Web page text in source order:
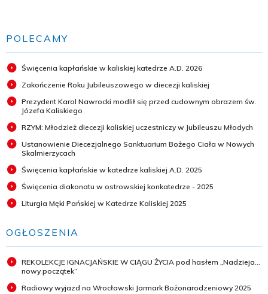
POLECAMY
Święcenia kapłańskie w kaliskiej katedrze A.D. 2026
Zakończenie Roku Jubileuszowego w diecezji kaliskiej
Prezydent Karol Nawrocki modlił się przed cudownym obrazem św.
Józefa Kaliskiego
RZYM: Młodzież diecezji kaliskiej uczestniczy w Jubileuszu Młodych
Ustanowienie Diecezjalnego Sanktuarium Bożego Ciała w Nowych
Skalmierzycach
Święcenia kapłańskie w katedrze kaliskiej A.D. 2025
Święcenia diakonatu w ostrowskiej konkatedrze - 2025
Liturgia Męki Pańskiej w Katedrze Kaliskiej 2025
OGŁOSZENIA
REKOLEKCJE IGNACJAŃSKIE W CIĄGU ŻYCIA pod hasłem „Nadzieja...
nowy początek”
Radiowy wyjazd na Wrocławski Jarmark Bożonarodzeniowy 2025